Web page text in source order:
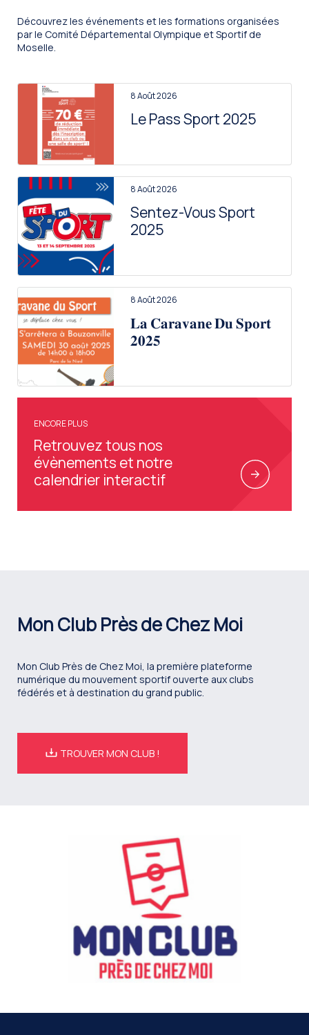
Découvrez les événements et les formations organisées
par le Comité Départemental Olympique et Sportif de
Moselle.
8 Août 2026
Le Pass Sport 2025
8 Août 2026
Sentez-Vous Sport
2025
8 Août 2026
𝐋𝐚 𝐂𝐚𝐫𝐚𝐯𝐚𝐧𝐞 𝐃𝐮 𝐒𝐩𝐨𝐫𝐭
𝟐𝟎𝟐𝟓
ENCORE PLUS
Retrouvez tous nos
évènements et notre
calendrier interactif
Mon Club Près de Chez Moi
Mon Club Près de Chez Moi, la première plateforme
numérique du mouvement sportif ouverte aux clubs
fédérés et à destination du grand public.
TROUVER MON CLUB !